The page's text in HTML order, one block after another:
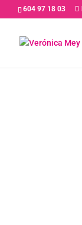
604 97 18 03